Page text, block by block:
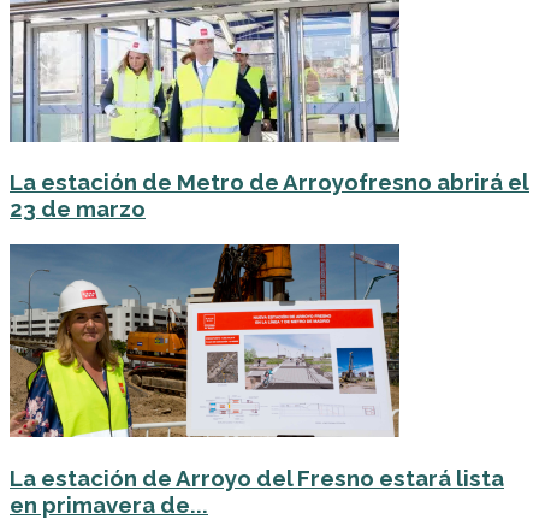
La estación de Metro de Arroyofresno abrirá el
23 de marzo
La estación de Arroyo del Fresno estará lista
en primavera de...